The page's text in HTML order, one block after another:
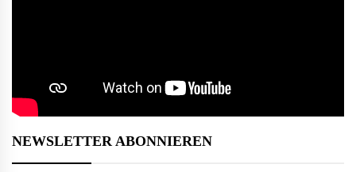
NEWSLETTER ABONNIEREN